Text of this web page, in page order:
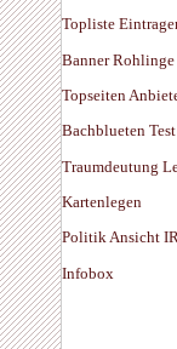
Topliste
Banner Rohlinge
Topseiten
Bachblueten Test
Traumdeutung
Kartenlegen
Politik Ansicht
Infobox